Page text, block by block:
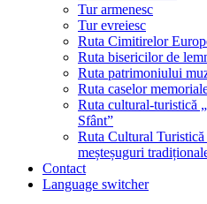
Tur armenesc
Tur evreiesc
Ruta Cimitirelor
Ruta bisericilor de
Ruta patrimoniului
Ruta caselor
Ruta cultural-turistică
Sfânt”
Ruta Cultural
meșteșuguri
Contact
Language switcher